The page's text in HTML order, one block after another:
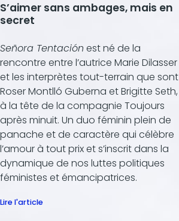
S’aimer sans ambages, mais en
secret
Señora Tentación est né de la
rencontre entre l’autrice Marie Dilasser
et les interprètes tout-terrain que sont
Roser Montlló Guberna et Brigitte Seth,
à la tête de la compagnie Toujours
après minuit. Un duo féminin plein de
panache et de caractère qui célèbre
l’amour à tout prix et s’inscrit dans la
dynamique de nos luttes politiques
féministes et émancipatrices.
Lire l'article